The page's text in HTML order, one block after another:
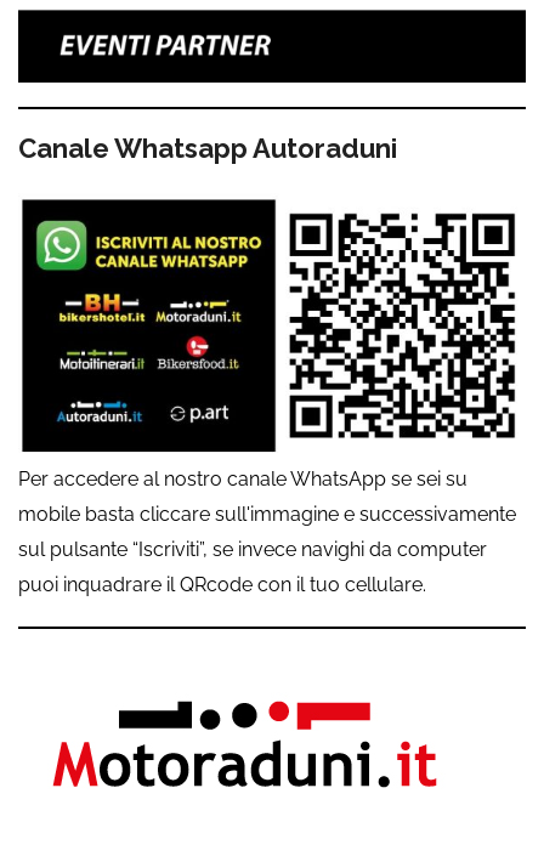
Canale Whatsapp Autoraduni
Per accedere al nostro canale WhatsApp se sei su
mobile basta cliccare sull'immagine e successivamente
sul pulsante “Iscriviti”, se invece navighi da computer
puoi inquadrare il QRcode con il tuo cellulare.